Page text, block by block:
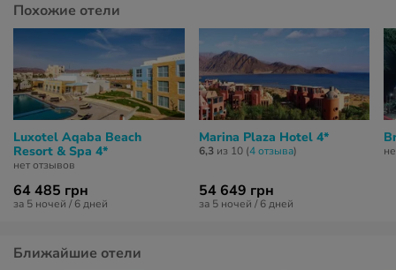
Похожие отели
Luxotel Aqaba Beach
Resort & Spa 4*
нет отзывов
64 485 грн
за 5 ночей / 6 дней
Marina Plaza Hotel 4*
6,3из 10 (4 отзывa)
54 649 грн
за 5 ночей / 6 дней
Ближайшие отели